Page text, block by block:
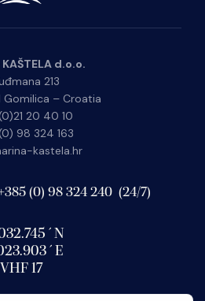
KAŠTELA d.o.o.
213
Gomilica – Croatia
20 40 10
98 324 163
kastela.hr
(0) 98 324 240 (24/7)
VHF 17